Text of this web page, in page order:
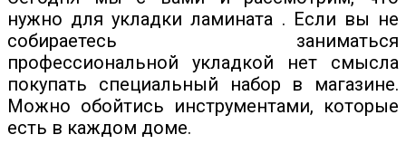
нужно для укладки ламината . Если вы не
собираетесь заниматься
профессиональной укладкой нет смысла
покупать специальный набор в магазине.
Можно обойтись инструментами, которые
есть в каждом доме.